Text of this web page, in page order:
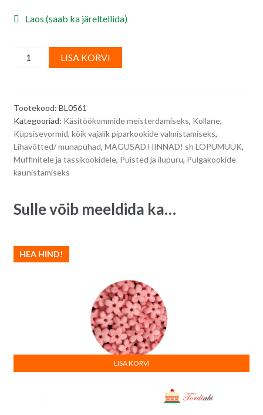
Laos (saab ka järeltellida)
Suhkrupuiste/
pisikesed
lilleõied,
50
g
quantity
LISA KORVI
n
a
t
e
:
Tootekood: BL0561
Kategooriad: Käsitöökommide meisterdamiseks, Kollane,
Küpsisevormid, kõik vajalik piparkookide valmistamiseks,
Lihavõtted/ munapühad, MAGUSAD HINNAD! sh LÕPUMÜÜK,
Muffinitele ja tassikookidele, Puisted ja ilupuru, Pulgakookide
kaunistamiseks
Sulle võib meeldida ka…
HEA HIND!
LISA KORVI